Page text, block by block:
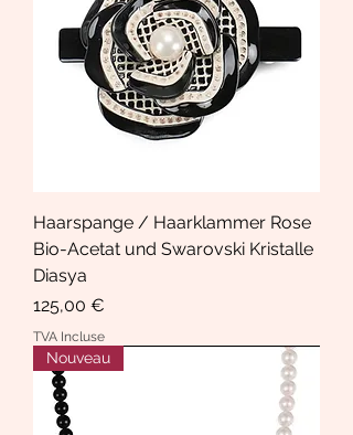
Haarspange / Haarklammer Rose
Bio-Acetat und Swarovski Kristalle
Diasya
Prix
125,00 €
TVA Incluse
Nouveau